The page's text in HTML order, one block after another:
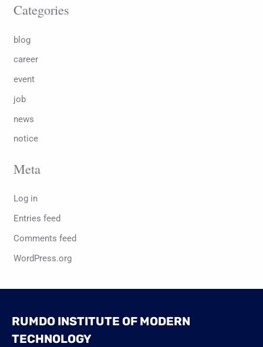
Categories
blog
career
event
job
news
notice
Meta
Log in
Entries feed
Comments feed
WordPress.org
RUMDO INSTITUTE OF MODERN
TECHNOLOGY